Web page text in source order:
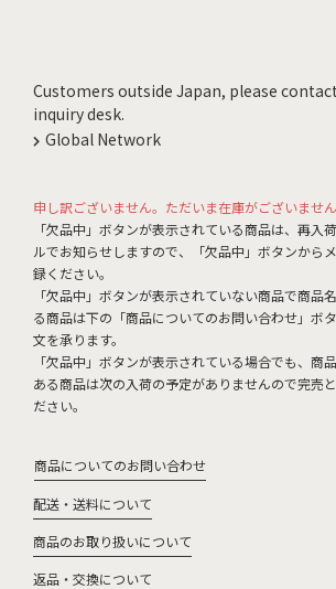
Customers outside Japan, please
inquiry desk.
Global Network
申し訳ございません。ただいま在庫がございません
「欠品中」ボタンが表示されている商品は、再入
ルでお知らせしますので、「欠品中」ボタンから
録ください。
「欠品中」ボタンが表示されていない商品で商品
る商品は下の「商品についてのお問い合わせ」ボ
文を承ります。
「欠品中」ボタンが表示されている場合でも、商
ある商品は次の入荷の予定がありませんので完売
ださい。
商品についてのお問い合わせ
配送・送料について
商品のお取り扱いについて
返品・交換について